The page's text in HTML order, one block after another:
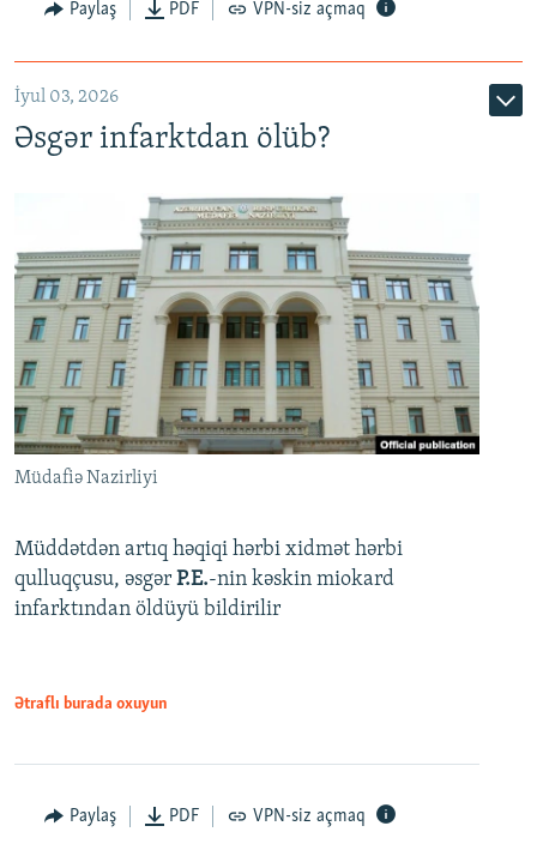
Auto 240p 360p 480p
720p 1080p
Paylaş PDF VPN-siz açmaq
İyul 03, 2026
Əsgər infarktdan ölüb?
Müdafiə Nazirliyi
Müddətdən artıq həqiqi hərbi xidmət hərbi
qulluqçusu, əsgər P.E.-nin kəskin miokard
infarktından öldüyü bildirilir
Ətraflı burada oxuyun
Paylaş PDF VPN-siz açmaq